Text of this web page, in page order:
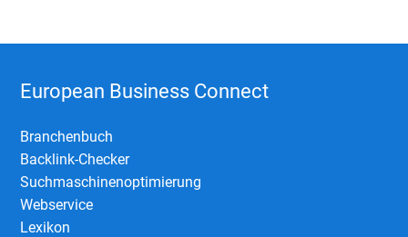
European Business Connect
Branchenbuch
Backlink-Checker
Suchmaschinenoptimierung
Webservice
Lexikon